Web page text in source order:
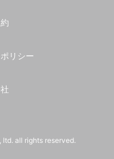
リシー
all rights reserved.